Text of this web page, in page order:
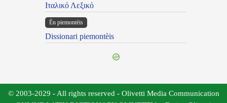
Ιταλικό Λεξικό
Ën piemontèis
Dissionari piemontèis
© 2003-2029 - All rights reserved - Olivetti Media Communication